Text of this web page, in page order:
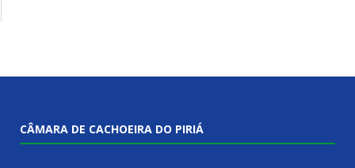
CÂMARA DE CACHOEIRA DO PIRIÁ